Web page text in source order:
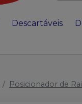
Descartáveis
Posicionador de